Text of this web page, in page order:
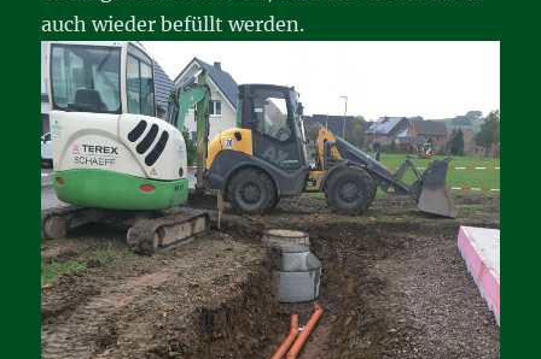
auch wieder befüllt werden.